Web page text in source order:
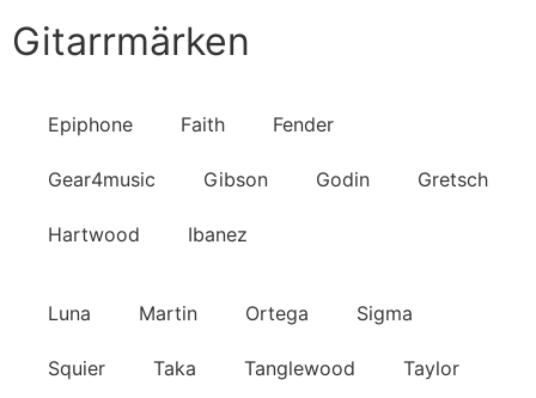
Gitarrmärken
Epiphone Faith Fender
Gear4music Gibson Godin Gretsch
Hartwood Ibanez
Luna Martin Ortega Sigma
Squier Taka Tanglewood Taylor